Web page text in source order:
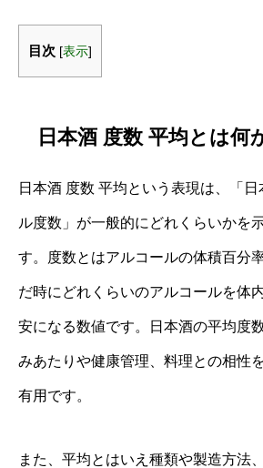
目次 [表示]
日本酒 度数 平均とは何
日本酒 度数 平均という表現は、「
ル度数」が一般的にどれくらいかを
す。度数とはアルコールの体積百分
だ時にどれくらいのアルコールを体
安になる数値です。日本酒の平均度
みあたりや健康管理、料理との相性
有用です。
また、平均とはいえ種類や製造方法